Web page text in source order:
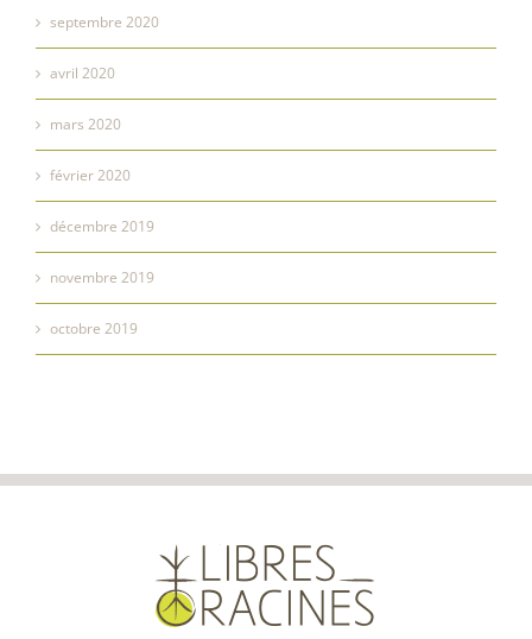
septembre 2020
avril 2020
mars 2020
février 2020
décembre 2019
novembre 2019
octobre 2019